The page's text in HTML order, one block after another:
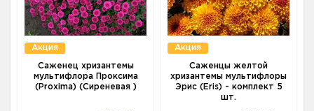
Акция
Саженец хризантемы
мультифлора Проксима
(Proxima) (Сиреневая )
Акция
Саженцы желтой
хризантемы мультифлоры
Эрис (Eris) - комплект 5
шт.